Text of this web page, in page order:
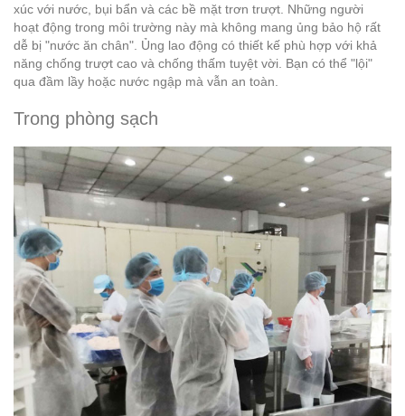
xúc với nước, bụi bẩn và các bề mặt trơn trượt. Những người
hoạt động trong môi trường này mà không mang ủng bảo hộ rất
dễ bị "nước ăn chân". Ủng lao động có thiết kế phù hợp với khả
năng chống trượt cao và chống thấm tuyệt vời. Bạn có thể "lội"
qua đầm lầy hoặc nước ngập mà vẫn an toàn.
Trong phòng sạch